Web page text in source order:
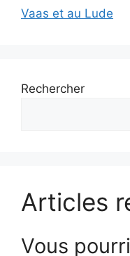
Vaas et au Lude
Rechercher
Articles
Vous